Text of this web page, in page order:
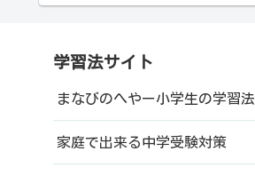
学習法サイト
まなびのへやー小学生の学習法
家庭で出来る中学受験対策